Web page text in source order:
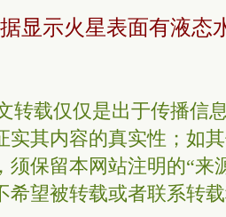
显示火星表面有液态
转载仅仅是出于传播信
实其内容的真实性；如
须保留本网站注明的“来
希望被转载或者联系转